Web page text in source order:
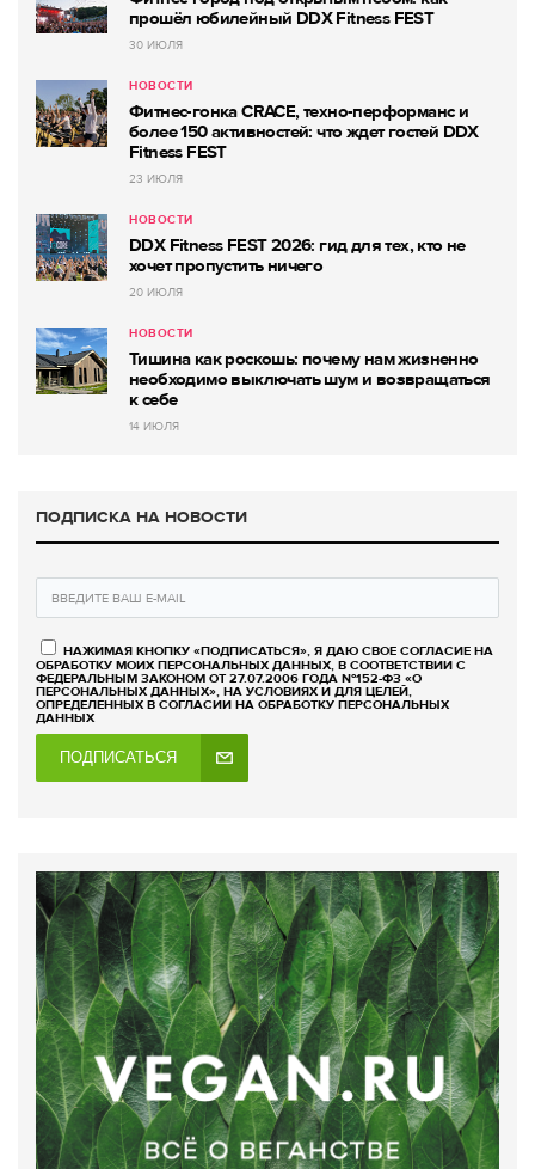
прошёл юбилейный DDX Fitness FEST
30 ИЮЛЯ
НОВОСТИ
Фитнес-гонка CRACE, техно-перформанс и
более 150 активностей: что ждет гостей DDX
Fitness FEST
23 ИЮЛЯ
НОВОСТИ
DDX Fitness FEST 2026: гид для тех, кто не
хочет пропустить ничего
20 ИЮЛЯ
НОВОСТИ
Тишина как роскошь: почему нам жизненно
необходимо выключать шум и возвращаться
к себе
14 ИЮЛЯ
ПОДПИСКА НА НОВОСТИ
НАЖИМАЯ КНОПКУ «ПОДПИСАТЬСЯ», Я ДАЮ СВОЕ СОГЛАСИЕ НА
ОБРАБОТКУ МОИХ ПЕРСОНАЛЬНЫХ ДАННЫХ, В СООТВЕТСТВИИ С
ФЕДЕРАЛЬНЫМ ЗАКОНОМ ОТ 27.07.2006 ГОДА №152-ФЗ «О
ПЕРСОНАЛЬНЫХ ДАННЫХ», НА УСЛОВИЯХ И ДЛЯ ЦЕЛЕЙ,
ОПРЕДЕЛЕННЫХ В СОГЛАСИИ НА ОБРАБОТКУ ПЕРСОНАЛЬНЫХ
ДАННЫХ
ПОДПИСАТЬСЯ